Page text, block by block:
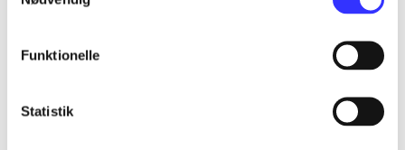
Funktionelle
Statistik
...